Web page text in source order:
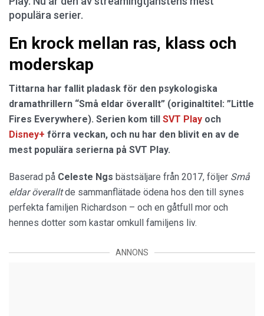
populära serier.
En krock mellan ras, klass och
moderskap
Tittarna har fallit pladask för den psykologiska
dramathrillern “Små eldar överallt” (originaltitel: ”Little
Fires Everywhere). Serien kom till SVT Play och
Disney+ förra veckan, och nu har den blivit en av de
mest populära serierna på SVT Play.
Baserad på Celeste Ngs bästsäljare från 2017, följer Små
eldar överalltde sammanflätade ödena hos den till synes
perfekta familjen Richardson – och en gåtfull mor och
hennes dotter som kastar omkull familjens liv.
ANNONS